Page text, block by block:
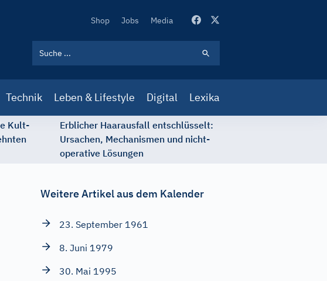
Secondary
Shop Jobs Media
Technik Leben & Lifestyle Digital Lexika
Kult-
Erblicher Haarausfall entschlüsselt:
Ursachen, Mechanismen und nicht-
operative Lösungen
Weitere Artikel aus dem Kalender
23. September 1961
8. Juni 1979
30. Mai 1995